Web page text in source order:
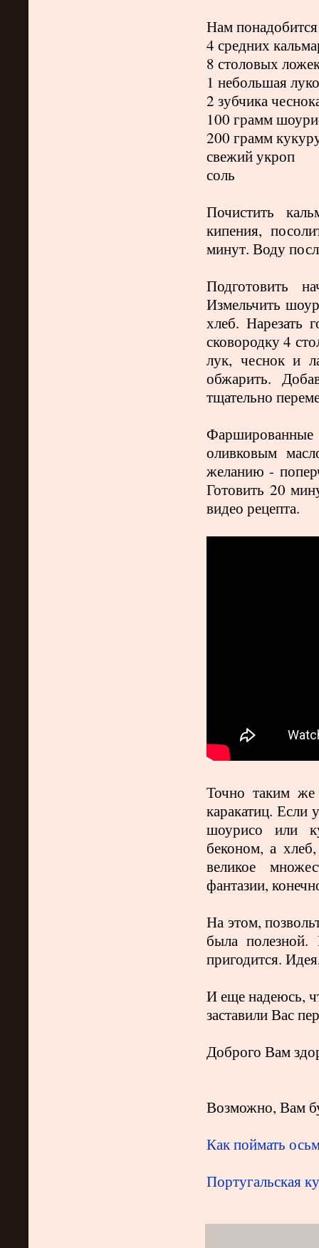
Нам
4 средних
8 столовых
1 небольшая
2 зубчика
100 грамм
200 грамм
свежий укроп
соль
Почистить
кипения,
минут. Воду
Подготовить
Измельчить
хлеб. Нарезать
сковородку 4
лук, чеснок и
обжарить.
тщательно
оливковым
желанию -
Готовить 20
видео рецепта.
Точно таким
каракатиц. Если
шоурисо или
беконом, а
великое
фантазии,
На этом,
была
пригодится.
И еще надеюсь,
заставили Вас
Доброго Вам
Возможно, Вам
Как поймать
Португальская